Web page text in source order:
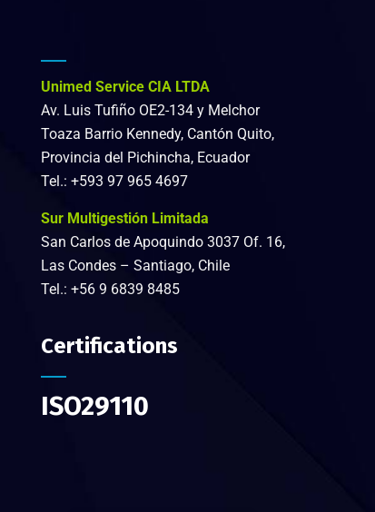
Unimed Service CIA LTDA
Av. Luis Tufiño OE2-134 y Melchor
Toaza Barrio Kennedy, Cantón Quito,
Provincia del Pichincha, Ecuador
Tel.: +593 97 965 4697
Sur Multigestión Limitada
San Carlos de Apoquindo 3037 Of. 16,
Las Condes – Santiago, Chile
Tel.: +56 9 6839 8485
Certifications
ISO29110